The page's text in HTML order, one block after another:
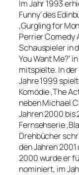
Im Jahr 1993
Funny‘ des
‚Gurgling for
Perrier Comedy
Schauspieler in
You Want Me?‘
mitspielte. In der
Jahre 1999
Komödie ‚The
neben Michael
Jahren 2000 bis
Fernsehserie
Drehbücher
den Jahren 2001
2000 wurde er
nominiert, im